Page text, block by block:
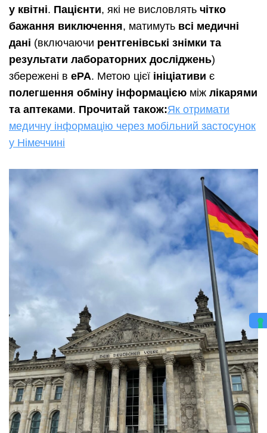
у квітні. Пацієнти, які не висловлять чітко
бажання виключення, матимуть всі медичні
дані (включаючи рентгенівські знімки та
результати лабораторних досліджень)
збережені в ePA. Метою цієї ініціативи є
полегшення обміну інформацією між лікарями
та аптеками. Прочитай також:Як отримати
медичну інформацію через мобільний застосунок
у Німеччині